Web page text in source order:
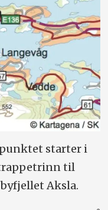
starter i
trappetrinn til
Aksla.